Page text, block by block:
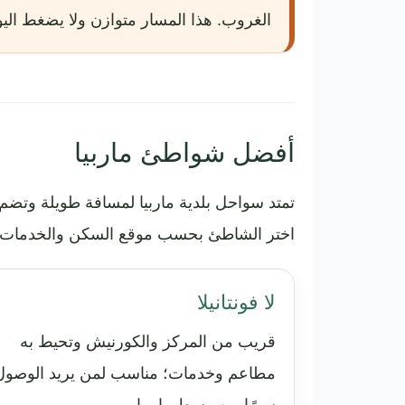
الغروب. هذا المسار متوازن ولا يضغط
أفضل شواطئ ماربيا
تمتد سواحل بلدية ماربيا لمسافة طويلة
اختر الشاطئ بحسب موقع السكن
لا فونتانيلا
قريب من المركز والكورنيش وتحيط به
مطاعم وخدمات؛ مناسب لمن يريد